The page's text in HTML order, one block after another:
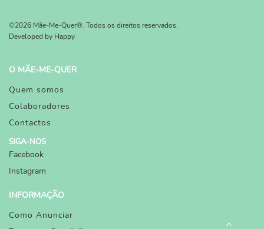
©2026 Mãe-Me-Quer®. Todos os direitos reservados.
Developed by Happy
O MÃE-ME-QUER
Quem somos
Colaboradores
Contactos
SIGA-NOS
Facebook
Instagram
INFORMAÇÃO
Como Anunciar